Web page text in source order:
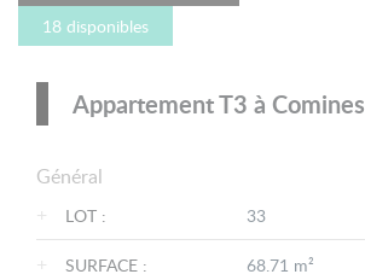
18 disponibles
Appartement T3 à Comines
Général
+
LOT : 33
+ SURFACE : 68.71 m²